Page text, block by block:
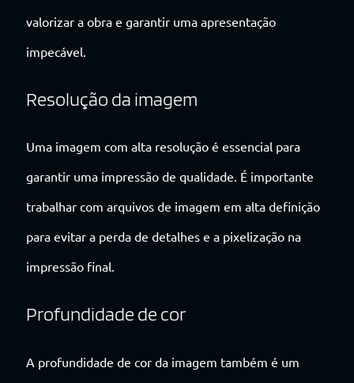
valorizar a obra e garantir uma apresentação
impecável.
Resolução da imagem
Uma imagem com alta resolução é essencial para
garantir uma impressão de qualidade. É importante
trabalhar com arquivos de imagem em alta definição
para evitar a perda de detalhes e a pixelização na
impressão final.
Profundidade de cor
A profundidade de cor da imagem também é um